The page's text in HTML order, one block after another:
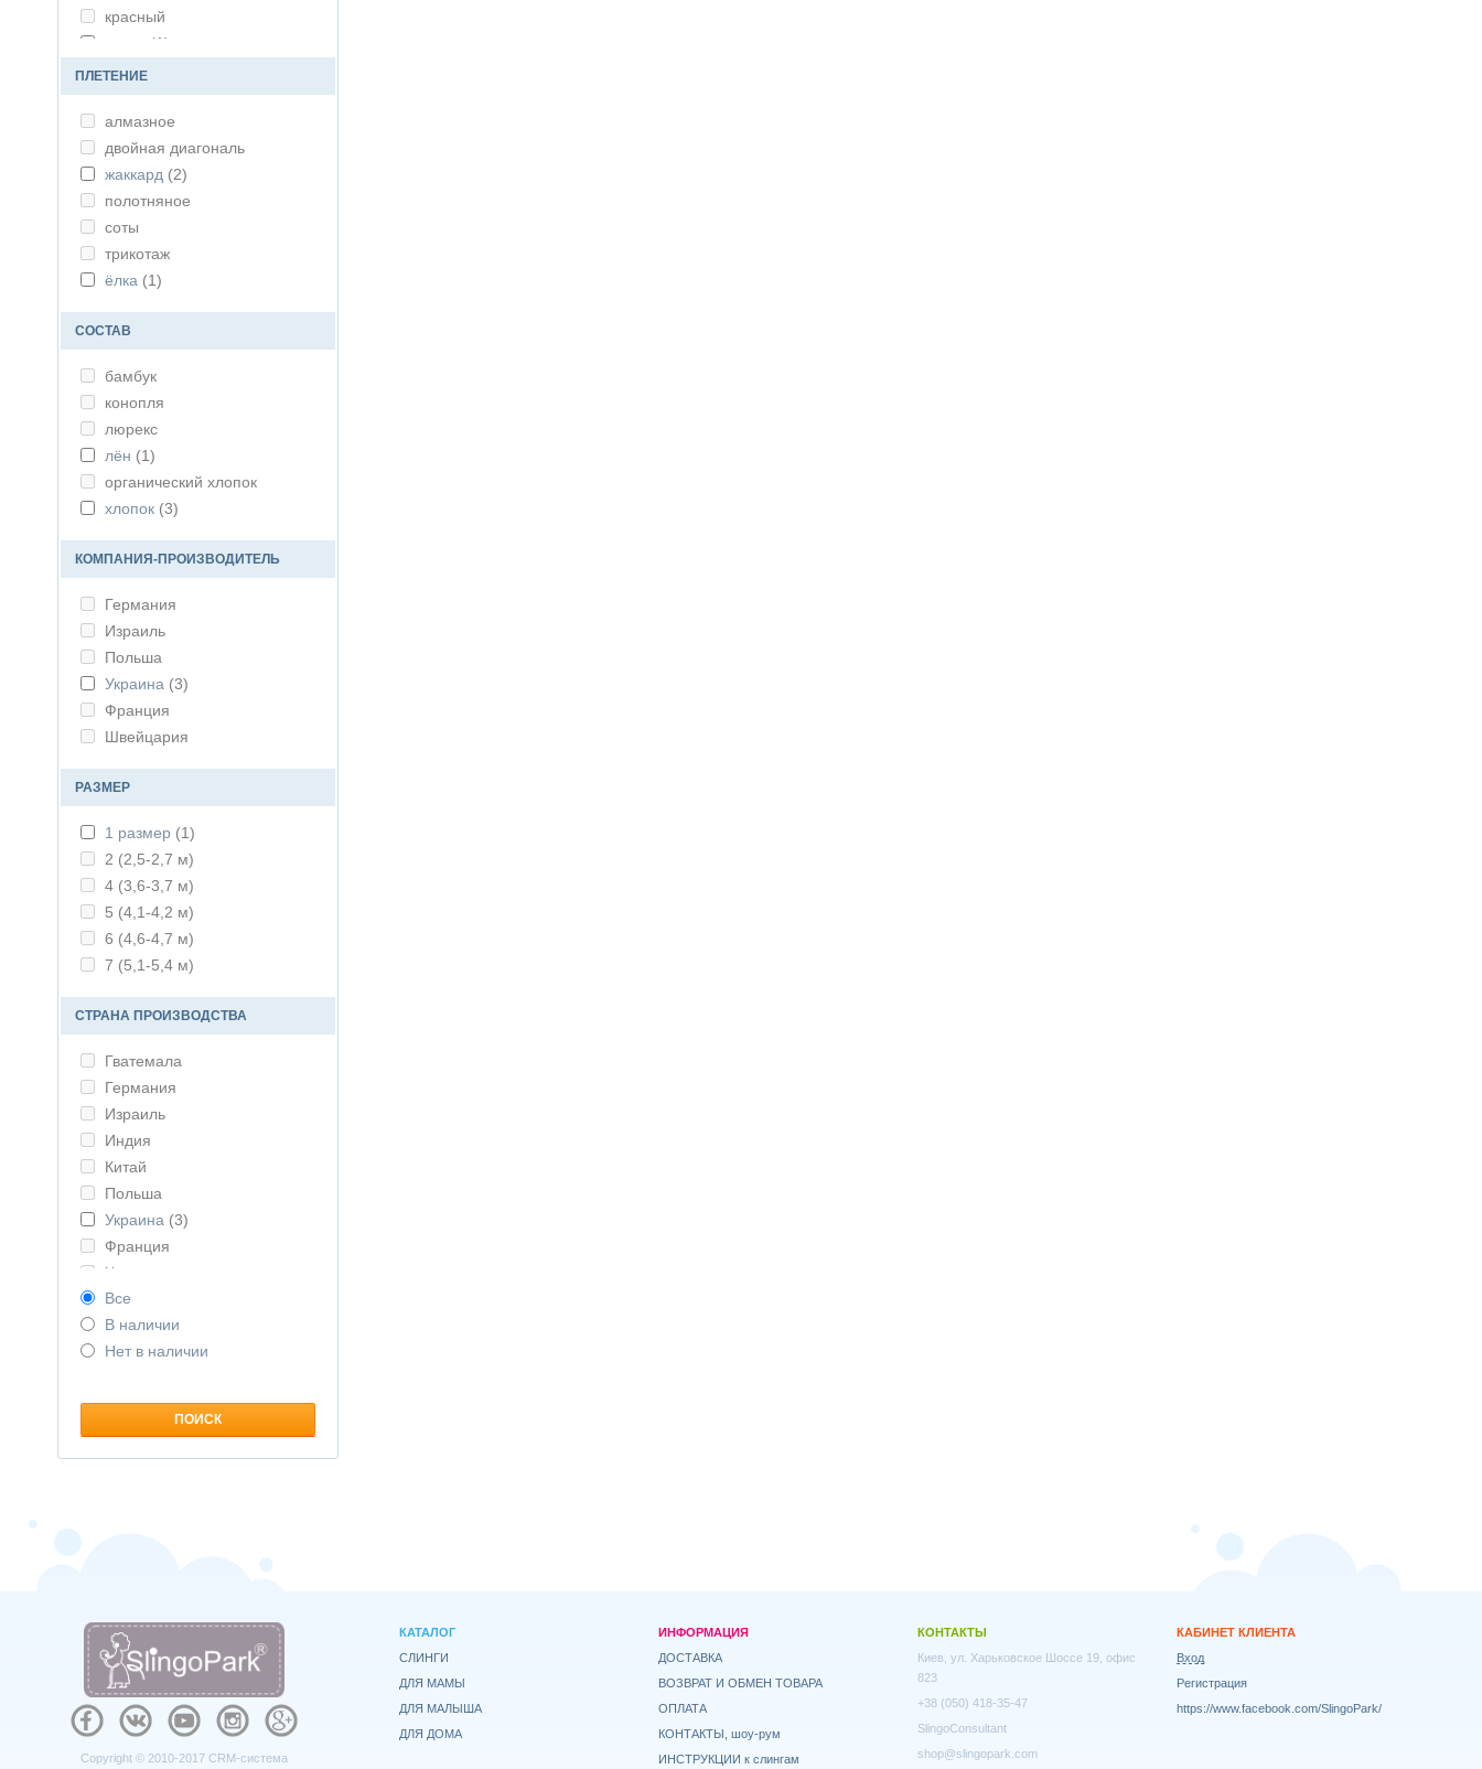
красный
(1)
оранжевый
радужный
розовый
серый(1)
синий
сиреневый
чёрный
ПЛЕТЕНИЕ
алмазное
двойная диагональ
жаккард (2)
полотняное
соты
трикотаж
ёлка (1)
СОСТАВ
бамбук
конопля
люрекс
лён (1)
органический хлопок
хлопок (3)
КОМПАНИЯ-ПРОИЗВОДИТЕЛЬ
Германия
Израиль
Польша
Украина (3)
Франция
Швейцария
РАЗМЕР
1 размер (1)
2 (2,5-2,7 м)
4 (3,6-3,7 м)
5 (4,1-4,2 м)
6 (4,6-4,7 м)
7 (5,1-5,4 м)
СТРАНА ПРОИЗВОДСТВА
Гватемала
Германия
Израиль
Индия
Китай
Польша
Украина (3)
Франция
Чехия
Все
В наличии
Нет в наличии
Copyright © 2010-2017 CRM-система
КАТАЛОГ
СЛИНГИ
ДЛЯ МАМЫ
ДЛЯ МАЛЫША
ДЛЯ ДОМА
ИНФОРМАЦИЯ
ДОСТАВКА
ВОЗВРАТ И ОБМЕН ТОВАРА
ОПЛАТА
КОНТАКТЫ, шоу-рум
ИНСТРУКЦИИ к слингам
КОНТАКТЫ
Киев, ул. Харьковское Шоссе 19, офис
823
+38 (050) 418-35-47
SlingoConsultant
shop@slingopark.com
КАБИНЕТ КЛИЕНТА
Вход
Регистрация
https://www.facebook.com/SlingoPark/